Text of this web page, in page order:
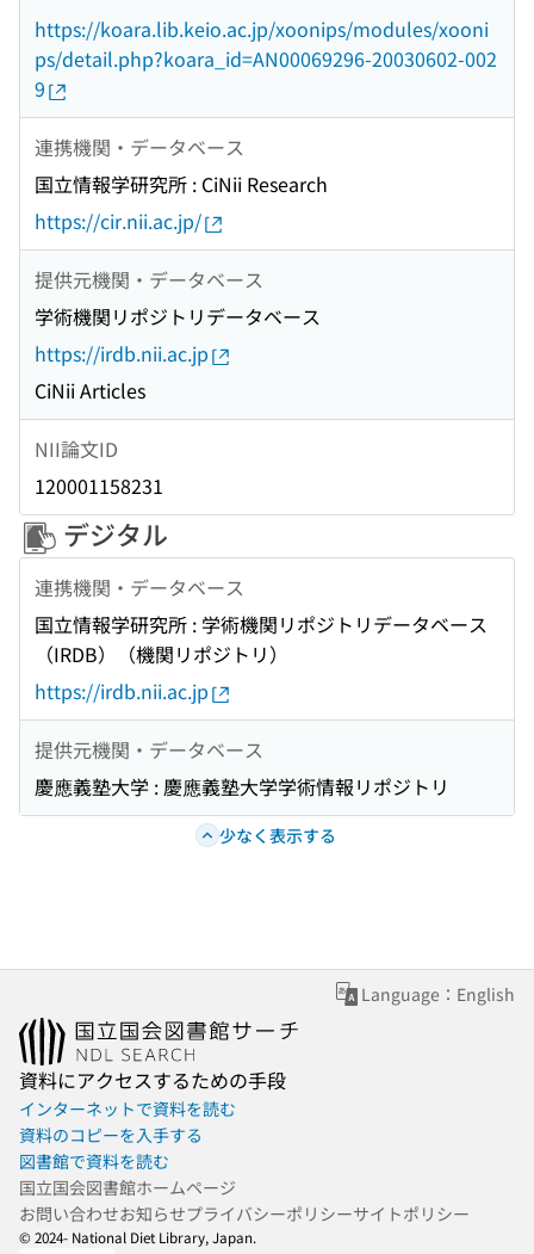
https://koara.lib.keio.ac.jp/xoonips/modules/xooni
ps/detail.php?koara_id=AN00069296-20030602-002
9
連携機関・データベース
国立情報学研究所 : CiNii Research
https://cir.nii.ac.jp/
提供元機関・データベース
学術機関リポジトリデータベース
https://irdb.nii.ac.jp
CiNii Articles
NII論文ID
120001158231
デジタル
連携機関・データベース
国立情報学研究所 : 学術機関リポジトリデータベース
（IRDB）（機関リポジトリ）
https://irdb.nii.ac.jp
提供元機関・データベース
慶應義塾大学 : 慶應義塾大学学術情報リポジトリ
少なく表示する
Language：English
資料にアクセスするための手段
インターネットで資料を読む
資料のコピーを入手する
図書館で資料を読む
国立国会図書館ホームページ
お問い合わせお知らせプライバシーポリシーサイトポリシー
© 2024- National Diet Library, Japan.